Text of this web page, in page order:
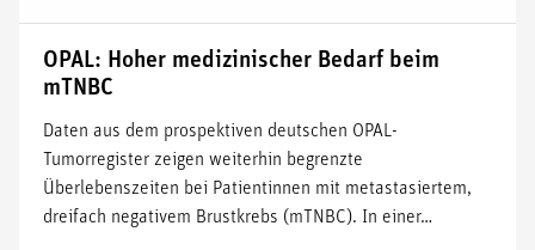
OPAL: Hoher medizinischer Bedarf beim
mTNBC
Daten aus dem prospektiven deutschen OPAL-
Tumorregister zeigen weiterhin begrenzte
Überlebenszeiten bei Patientinnen mit metastasiertem,
dreifach negativem Brustkrebs (mTNBC). In einer…